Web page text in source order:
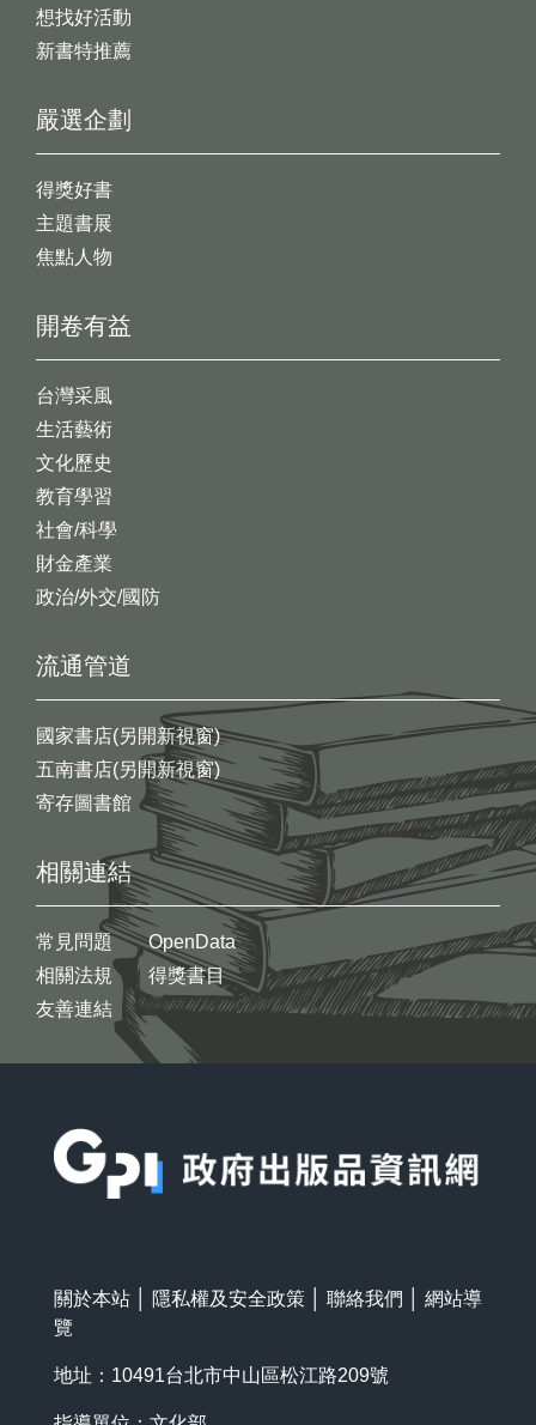
想找好活動
新書特推薦
開卷有益
台灣采風
生活藝術
文化歷史
教育學習
社會/科學
財金產業
政治/外交/國防
嚴選企劃
得獎好書
主題書展
焦點人物
流通管道
國家書店(另開新視窗)
五南書店(另開新視窗)
寄存圖書館
相關連結
常見問題
相關法規
友善連結
OpenData
得獎書目
關於本站 隱私權及安全政策 聯絡我們
網站導
覽
地址：10491台北市中山區松江路209號